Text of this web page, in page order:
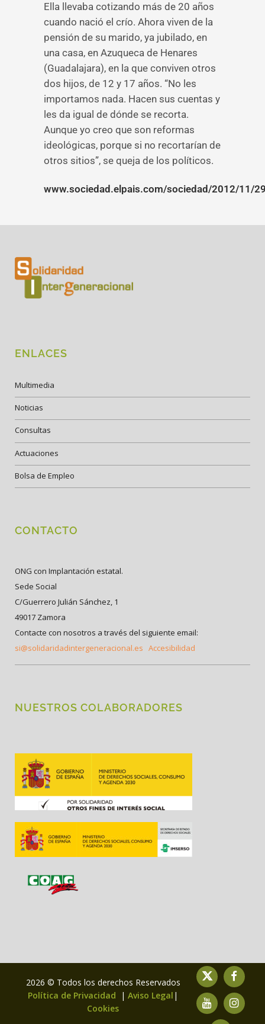
Ella llevaba cotizando más de 20 años
cuando nació el crío. Ahora viven de la
pensión de su marido, ya jubilado, en
una casa, en Azuqueca de Henares
(Guadalajara), en la que conviven otros
dos hijos, de 12 y 17 años. “No les
importamos nada. Hacen sus cuentas y
les da igual de dónde se recorta.
Aunque yo creo que son reformas
ideológicas, porque si no recortarían de
otros sitios”, se queja de los políticos.
www.sociedad.elpais.com/sociedad/2012/11/
ENLACES
Multimedia
Noticias
Consultas
Actuaciones
Bolsa de Empleo
CONTACTO
ONG con Implantación estatal.
Sede Social
C/Guerrero Julián Sánchez, 1
49017 Zamora
Contacte con nosotros a través del siguiente email:
si@solidaridadintergeneracional.es Accesibilidad
NUESTROS COLABORADORES
2026 © Todos los derechos Reservados
Política de Privacidad
| Aviso Legal |
Cookies